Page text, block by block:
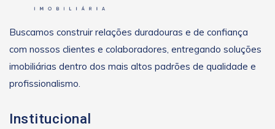
Buscamos construir relações duradouras e de confiança
com nossos clientes e colaboradores, entregando soluções
imobiliárias dentro dos mais altos padrões de qualidade e
profissionalismo.
Institucional